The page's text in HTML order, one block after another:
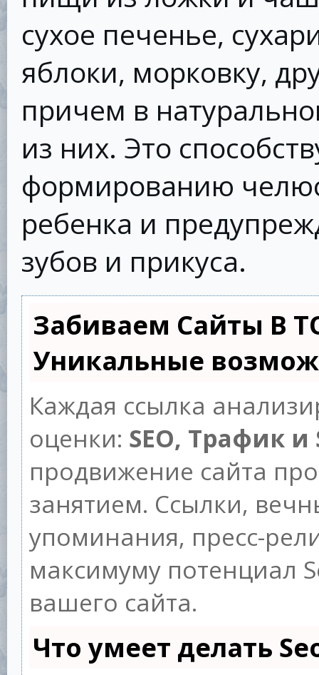
сухое печенье,
яблоки, морковку,
причем в
из них. Это
формированию
ребенка и
зубов и прикуса.
Забиваем Сайты В
Уникальные
Каждая ссылка
оценки: SEO, Трафик и
продвижение сайта
занятием. Ссылки,
упоминания, пресс-
максимуму потенциал
вашего сайта.
Что умеет делать